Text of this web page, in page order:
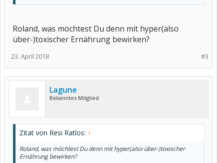
Roland, was möchtest Du denn mit hyper(also
über-)toxischer Ernährung bewirken?
#3
23. April 2018
Lagune
Bekanntes Mitglied
Zitat von Resi Ratlos: ↑
Roland, was möchtest Du denn mit hyper(also über-)toxischer
Ernährung bewirken?